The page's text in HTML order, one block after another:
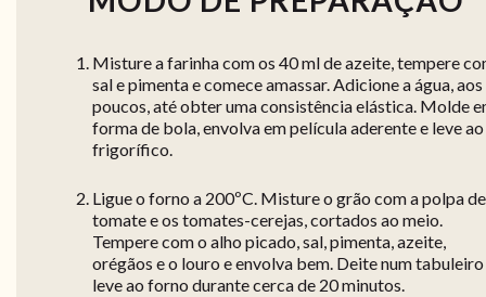
Misture a farinha com os 40 ml de azeite, tempere
sal e pimenta e comece amassar. Adicione a água, aos
poucos, até obter uma consistência elástica. Molde
forma de bola, envolva em película aderente e leve ao
frigorífico.
Ligue o forno a 200ºC. Misture o grão com a polpa de
tomate e os tomates-cerejas, cortados ao meio.
Tempere com o alho picado, sal, pimenta, azeite,
orégãos e o louro e envolva bem. Deite num tabuleiro
leve ao forno durante cerca de 20 minutos.